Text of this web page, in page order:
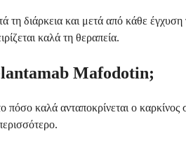
διάρκεια και μετά από κάθε έγχυση
καλά τη θεραπεία.
Mafodotin;
πόσο καλά ανταποκρίνεται ο